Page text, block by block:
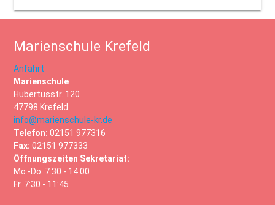
Marienschule Krefeld
Anfahrt
Marienschule
Hubertusstr. 120
47798 Krefeld
info@marienschule-kr.de
Telefon: 02151 977316
Fax: 02151 977333
Öffnungszeiten Sekretariat:
Mo.-Do. 7.30 - 14:00
Fr. 7:30 - 11:45